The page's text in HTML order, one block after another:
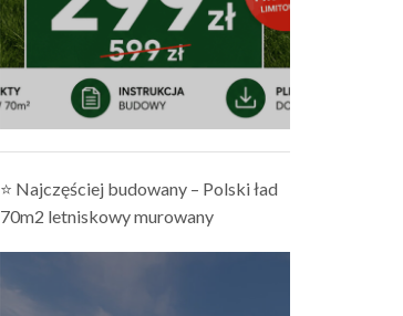
⭐ Najczęściej budowany – Polski ład
70m2 letniskowy murowany